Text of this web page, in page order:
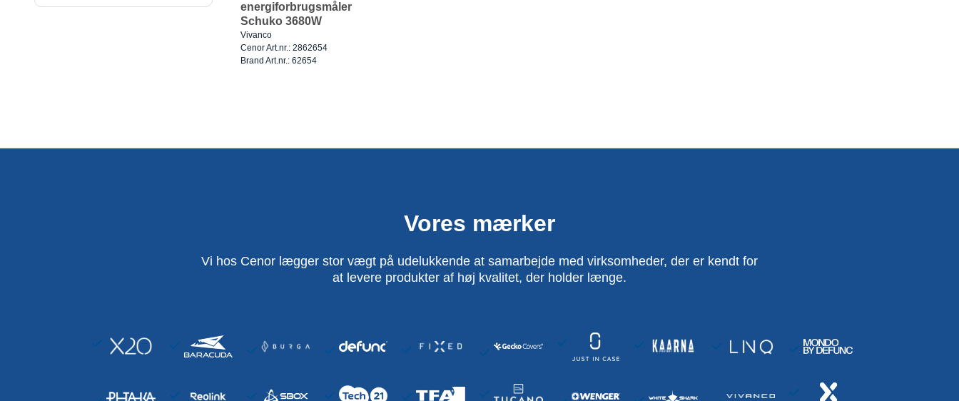
energiforbrugsmåler
Schuko 3680W
Vivanco
Cenor Art.nr.: 2862654
Brand Art.nr.: 62654
Vores mærker
Vi hos Cenor lægger stor vægt på udelukkende at samarbejde med virksomheder, der er kendt for
at levere produkter af høj kvalitet, der holder længe.